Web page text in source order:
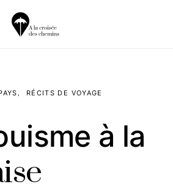
RÉCITS DE VOYAGE
à la